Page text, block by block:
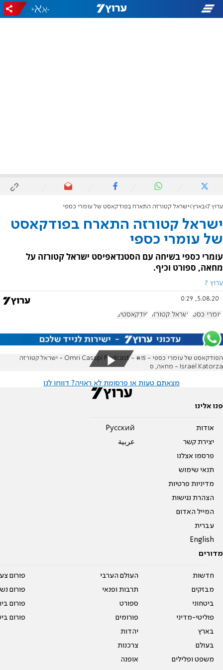
-
+
ערוץ 7 בארץ ישראל קטורזה התארח בפודקאסט של עומרי כספי
ישראל קטורזה התארח בפודקאסט
של עומרי כספי
עומרי כספי בשיחה עם הסטנדאפיסט ישראל קטורזה על
מחאה, ספורט וכיף.
ערוץ 7
5.08.20, 0:29
עומרי כספי ישראל קטורזה פודקאסטים
הפודקאסט של עומרי כספי - Omri Casspi Podcast - #15 - ישראל קטורזה
Israel Katorza - מחאה, ס
מצאתם טעות או פרסומת לא ראויה? דווחו לנו
פנו אלינו
אודות
יצירת קשר
פרסמו אצלנו
תנאי שימוש
מדיניות פרטיות
הצהרת נגישות
המייל האדום
עברית
English
Pусский
عربية
מדורים
חדשות
מבזקים
ביטחוני
פוליטי-מדיני
בארץ
בעולם
משפט ופלילים
העולם הערבי
תרבות ופנאי
ספורט
פורומים
יהדות
צרכנות
אופנה
פורום
פורום
פורום
פורום